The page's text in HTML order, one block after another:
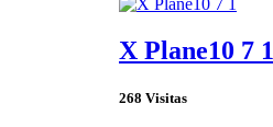
X Plane10 7 1
268 Visitas